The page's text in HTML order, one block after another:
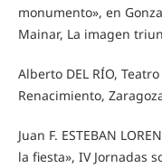
monumento», en
Mainar, La imagen
Alberto DEL RÍO,
Renacimiento,
Juan F. ESTEBAN
la fiesta», IV Jornadas